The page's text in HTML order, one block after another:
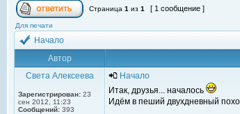
Страница 1 из 1 [ 1 сообщение ]
Для печати
Начало
Автор
Света Алексеева
Зарегистрирован: 23
сен 2012, 11:23
Сообщений: 393
Начало
Итак, друзья... началось
Идём в пеший двухдневный